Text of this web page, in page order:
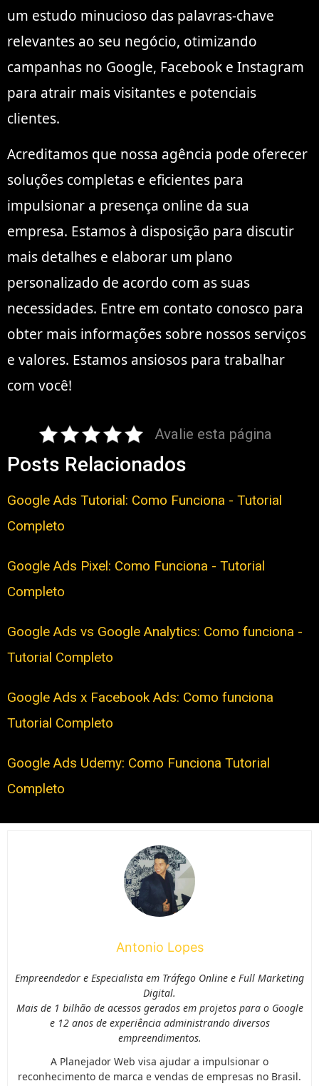
um estudo minucioso das palavras-chave
relevantes ao seu negócio, otimizando
campanhas no Google, Facebook e Instagram
para atrair mais visitantes e potenciais
clientes.
Acreditamos que nossa agência pode oferecer
soluções completas e eficientes para
impulsionar a presença online da sua
empresa. Estamos à disposição para discutir
mais detalhes e elaborar um plano
personalizado de acordo com as suas
necessidades. Entre em contato conosco para
obter mais informações sobre nossos serviços
e valores. Estamos ansiosos para trabalhar
com você!
Avalie esta página
Posts Relacionados
Google Ads Tutorial: Como Funciona - Tutorial
Completo
Google Ads Pixel: Como Funciona - Tutorial
Completo
Google Ads vs Google Analytics: Como funciona -
Tutorial Completo
Google Ads x Facebook Ads: Como funciona
Tutorial Completo
Google Ads Udemy: Como Funciona Tutorial
Completo
Antonio Lopes
Empreendedor e Especialista em Tráfego Online e Full Marketing
Digital.
Mais de 1 bilhão de acessos gerados em projetos para o Google
e 12 anos de experiência administrando diversos
empreendimentos.
A Planejador Web visa ajudar a impulsionar o
reconhecimento de marca e vendas de empresas no Brasil.